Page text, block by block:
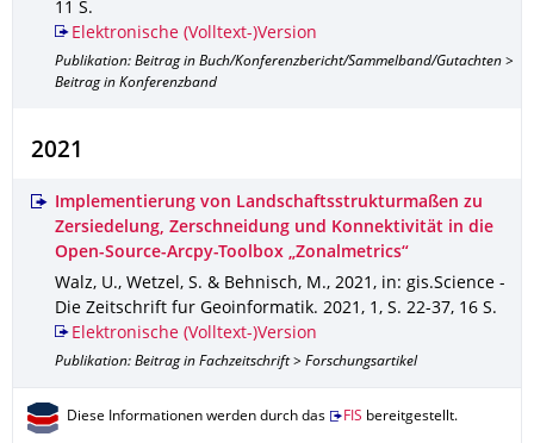
11 S.
Elektronische (Volltext-)Version
Publikation: Beitrag in Buch/Konferenzbericht/Sammelband/Gutachten >
Beitrag in Konferenzband
2021
Implementierung von Landschaftsstrukturmaßen zu
Zersiedelung, Zerschneidung und Konnektivität in die
Open-Source-Arcpy-Toolbox „Zonalmetrics“
Walz, U., Wetzel, S. & Behnisch, M., 2021 , in: gis.Science -
Die Zeitschrift fur Geoinformatik. 2021 , 1 , S. 22-37, 16 S.
Elektronische (Volltext-)Version
Publikation: Beitrag in Fachzeitschrift > Forschungsartikel
Diese Informationen werden durch das FIS bereitgestellt.